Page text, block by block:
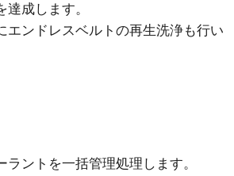
成します。
エンドレスベルトの再生洗浄も行い
ントを一括管理処理します。